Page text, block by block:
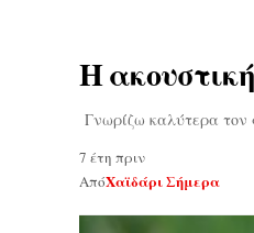
Η
Γνωρίζω καλύτερα
7 έτη πριν
ΑπόΧαϊδάρι Σήμερα